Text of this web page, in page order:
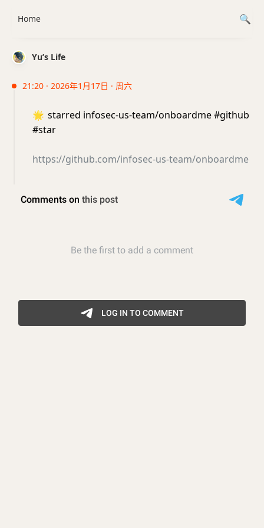
Yu’s Life
21:20 · 2026年1月17日 · 周六
🌟 starred infosec-us-team/onboardme #github
#star
https://github.com/infosec-us-team/onboardme
Home